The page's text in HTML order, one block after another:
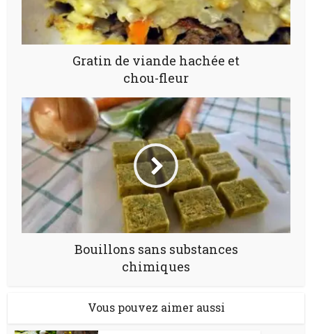
Gratin de viande hachée et
chou-fleur
Bouillons sans substances
chimiques
Vous pouvez aimer aussi